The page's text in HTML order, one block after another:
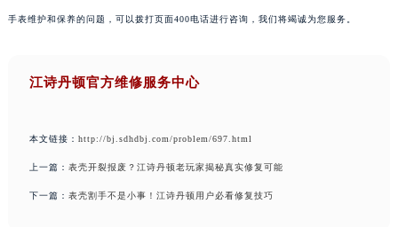
手表维护和保养的问题，可以拨打页面400电话进行咨询，我们将竭诚为您服务。
江诗丹顿官方维修服务中心
本文链接： http://bj.sdhdbj.com/problem/697.html
上一篇： 表壳开裂报废？江诗丹顿老玩家揭秘真实修复可能
下一篇： 表壳割手不是小事！江诗丹顿用户必看修复技巧